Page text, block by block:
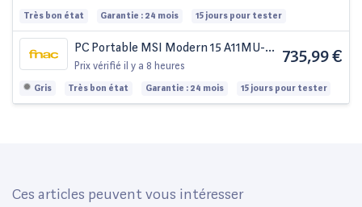
Très bon état Garantie : 24 mois 15 jours pour tester
PC Portable MSI Modern 15 A11MU-
1005FR 15.6" Intel Core i7 16 Go RAM
512 Go SSD Gris
Prix vérifié il y a 8 heures 735,99 €
Gris Très bon état Garantie : 24 mois 15 jours pour tester
Ces articles peuvent vous intéresser